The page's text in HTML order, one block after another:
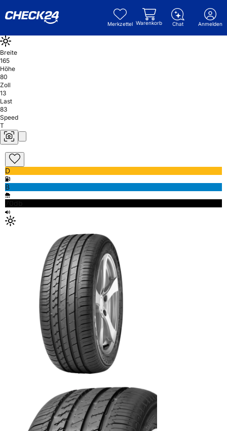
Merkzettel Warenkorb Chat Anmelden
Breite
165
Höhe
80
Zoll
13
Last
83
Speed
T
D
B
70db